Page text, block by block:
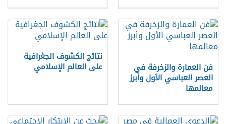
فن العمارة والزخرفة في
العصر العباسي الأول وأبرز
معالمها
نتائج الكشوف الجغرافية
على العالم الإسلامي